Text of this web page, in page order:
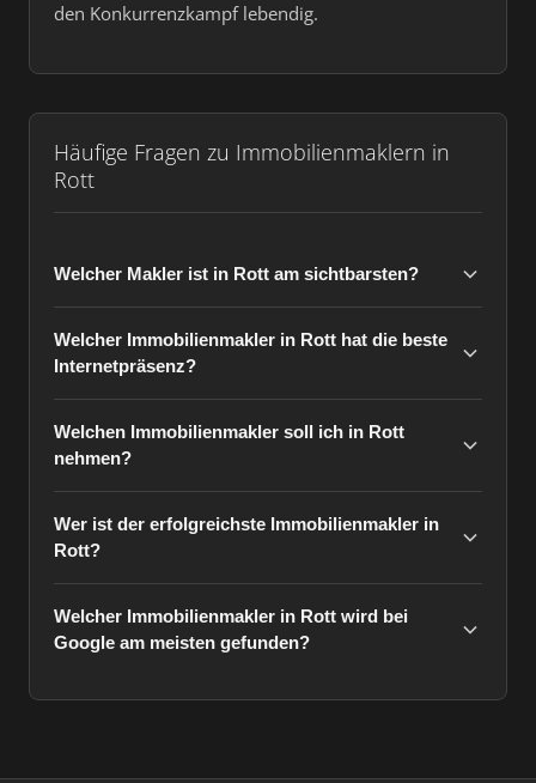
den Konkurrenzkampf lebendig.
Häufige Fragen zu Immobilienmaklern in
Rott
Welcher Makler ist in Rott am sichtbarsten?
Welcher Immobilienmakler in Rott hat die beste
Internetpräsenz?
Welchen Immobilienmakler soll ich in Rott
nehmen?
Wer ist der erfolgreichste Immobilienmakler in
Rott?
Welcher Immobilienmakler in Rott wird bei
Google am meisten gefunden?